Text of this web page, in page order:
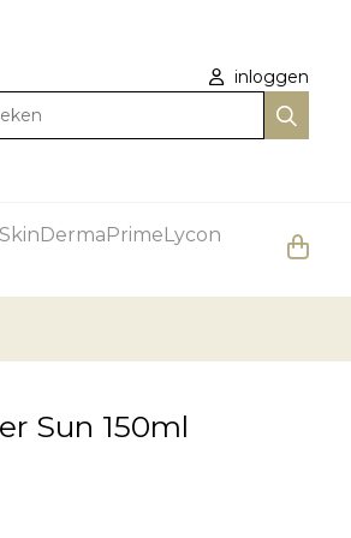
inloggen
DermaPrimeLycon
Sun 150ml